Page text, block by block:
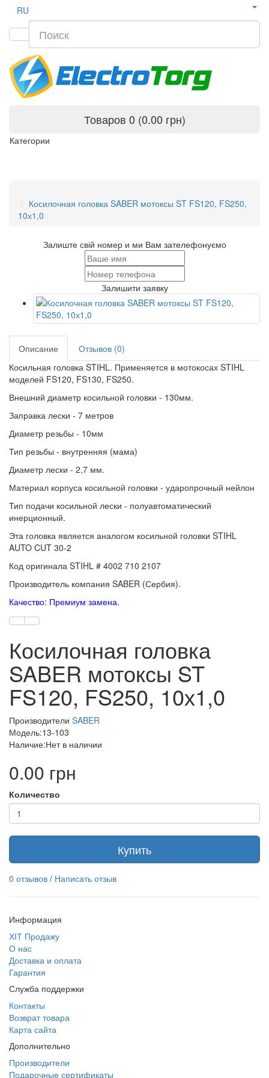
RU
Товаров 0 (0.00 грн)
Категории
Косилочная головка SABER мотоксы ST FS120, FS250,
10х1,0
Залиште свій номер и ми Вам зателефонуємо
Залишити заявку
Описание
Отзывов (0)
Косильная головка STIHL. Применяется в мотокосах STIHL
моделей FS120, FS130, FS250.
Внешний диаметр косильной головки - 130мм.
Заправка лески - 7 метров
Диаметр резьбы - 10мм
Тип резьбы - внутренняя (мама)
Диаметр лески - 2,7 мм.
Материал корпуса косильной головки - ударопрочный нейлон
Тип подачи косильной лески - полуавтоматический
инерционный.
Эта головка является аналогом косильной головки STIHL
AUTO CUT 30-2
Код оригинала STIHL # 4002 710 2107
Производитель компания SABER (Сербия).
Качество: Премиум замена.
Косилочная головка
SABER мотоксы ST
FS120, FS250, 10х1,0
Производители SABER
Модель:13-103
Наличие:Нет в наличии
0.00 грн
Количество
Купить
0 отзывов / Написать отзыв
Информация
ХІТ Продажу
О нас
Доставка и оплата
Гарантия
Служба поддержки
Контакты
Возврат товара
Карта сайта
Дополнительно
Производители
Подарочные сертификаты